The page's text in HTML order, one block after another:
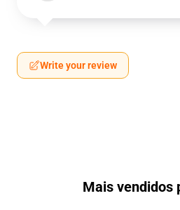
Write your review
Mais vendidos